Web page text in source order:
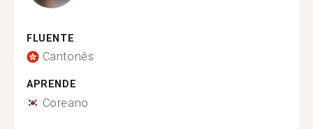
FLUENTE
Cantonês
APRENDE
Coreano